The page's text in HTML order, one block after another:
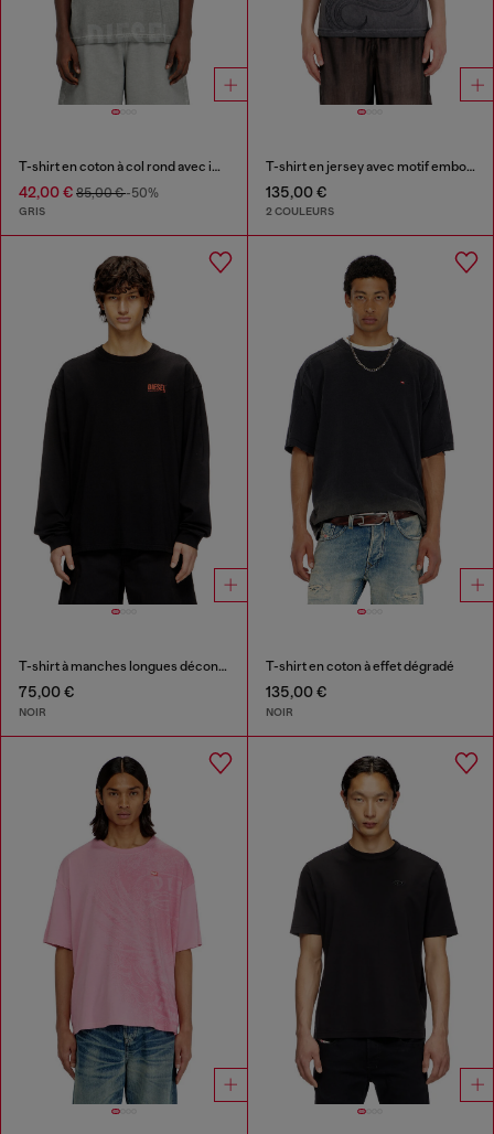
T-shirt en coton à col rond avec imprimé
42,00 € 85,00 €-50%
GRIS
T-shirt en jersey avec motif embossé
135,00 €
2 COULEURS
T-shirt à manches longues décontractée avec logo Biscotto
75,00 €
NOIR
T-shirt en coton à effet dégradé
135,00 €
NOIR